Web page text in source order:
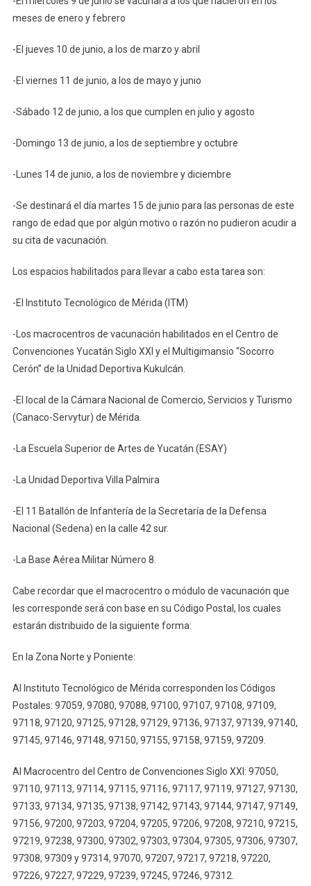
meses de enero y febrero
-El jueves 10 de junio, a los de marzo y abril
-El viernes 11 de junio, a los de mayo y junio
-Sábado 12 de junio, a los que cumplen en julio y agosto
-Domingo 13 de junio, a los de septiembre y octubre
-Lunes 14 de junio, a los de noviembre y diciembre
-Se destinará el día martes 15 de junio para las personas de este
rango de edad que por algún motivo o razón no pudieron acudir a
su cita de vacunación.
Los espacios habilitados para llevar a cabo esta tarea son:
-El Instituto Tecnológico de Mérida (ITM)
-Los macrocentros de vacunación habilitados en el Centro de
Convenciones Yucatán Siglo XXI y el Multigimansio “Socorro
Cerón” de la Unidad Deportiva Kukulcán.
-El local de la Cámara Nacional de Comercio, Servicios y Turismo
(Canaco-Servytur) de Mérida.
-La Escuela Superior de Artes de Yucatán (ESAY)
-La Unidad Deportiva Villa Palmira
-El 11 Batallón de Infantería de la Secretaría de la Defensa
Nacional (Sedena) en la calle 42 sur.
-La Base Aérea Militar Número 8.
Cabe recordar que el macrocentro o módulo de vacunación que
les corresponde será con base en su Código Postal, los cuales
estarán distribuido de la siguiente forma:
En la Zona Norte y Poniente:
Al Instituto Tecnológico de Mérida corresponden los Códigos
Postales: 97059, 97080, 97088, 97100, 97107, 97108, 97109,
97118, 97120, 97125, 97128, 97129, 97136, 97137, 97139, 97140,
97145, 97146, 97148, 97150, 97155, 97158, 97159, 97209.
Al Macrocentro del Centro de Convenciones Siglo XXI: 97050,
97110, 97113, 97114, 97115, 97116, 97117, 97119, 97127, 97130,
97133, 97134, 97135, 97138, 97142, 97143, 97144, 97147, 97149,
97156, 97200, 97203, 97204, 97205, 97206, 97208, 97210, 97215,
97219, 97238, 97300, 97302, 97303, 97304, 97305, 97306, 97307,
97308, 97309 y 97314, 97070, 97207, 97217, 97218, 97220,
97226, 97227, 97229, 97239, 97245, 97246, 97312.